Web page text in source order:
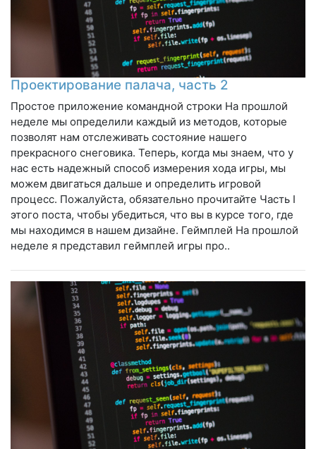
Проектирование палача, часть 2
Простое приложение командной строки На прошлой
неделе мы определили каждый из методов, которые
позволят нам отслеживать состояние нашего
прекрасного снеговика. Теперь, когда мы знаем, что у
нас есть надежный способ измерения хода игры, мы
можем двигаться дальше и определить игровой
процесс. Пожалуйста, обязательно прочитайте Часть I
этого поста, чтобы убедиться, что вы в курсе того, где
мы находимся в нашем дизайне. Геймплей На прошлой
неделе я представил геймплей игры про..